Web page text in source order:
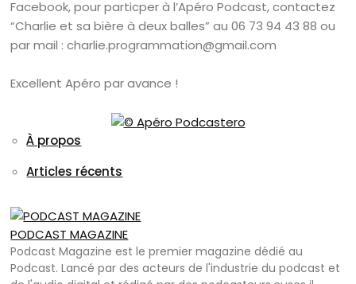
Facebook, pour particper à l’Apéro Podcast, contactez
“Charlie et sa bière à deux balles” au 06 73 94 43 88 ou
par mail : charlie.programmation@gmail.com
Excellent Apéro par avance !
À propos
Articles récents
PODCAST MAGAZINE
Podcast Magazine est le premier magazine dédié au
Podcast. Lancé par des acteurs de l'industrie du podcast et